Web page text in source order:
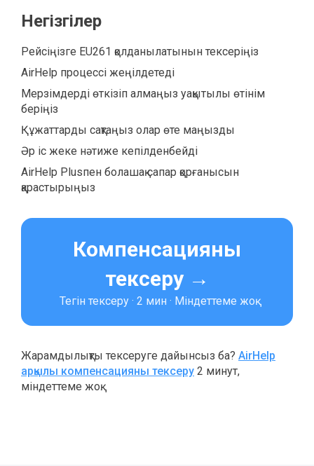
Негізгілер
Рейсіңізге EU261 қолданылатынын тексеріңіз
AirHelp процессі жеңілдетеді
Мерзімдерді өткізіп алмаңыз уақытылы өтінім
беріңіз
Құжаттарды сақтаңыз олар өте маңызды
Әр іс жеке нәтиже кепілденбейді
AirHelp Plusпен болашақ сапар қорғанысын
қарастырыңыз
Компенсацияны
тексеру →
Тегін тексеру · 2 мин · Міндеттеме жоқ
Жарамдылықты тексеруге дайынсыз ба? AirHelp
арқылы компенсацияны тексеру 2 минут,
міндеттеме жоқ.